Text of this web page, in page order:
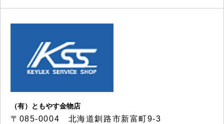
（有）ともやす金物店
〒085-0004 北海道釧路市新富町9-3